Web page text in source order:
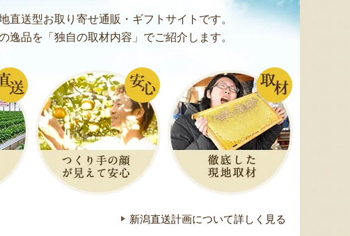
直送型お取り寄せ通販・ギフトサイトです。
逸品を「独自の取材内容」でご紹介します。
新潟直送計画について詳しく見る
つた
品』
予約注文：新潟産 アールスメロ
ン（盆メロン）
『情熱野菜の太田農園』
予約注文：新潟県産 梨
『くまの森ファーム』